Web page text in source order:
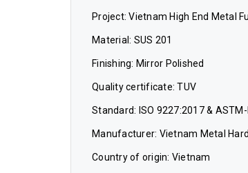
Project: Vietnam High End Metal
Material: SUS 201
Finishing: Mirror Polished
Quality certificate: TUV
Standard: ISO 9227:2017 &
Manufacturer: Vietnam Metal
Country of origin: Vietnam